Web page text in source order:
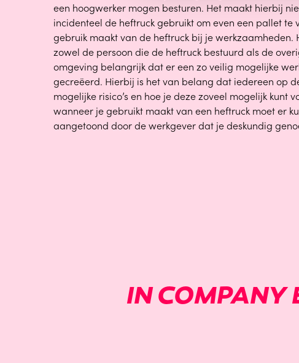
een hoogwerker mogen besturen. Het maakt hierbij
incidenteel de heftruck gebruikt om even een pallet te
gebruik maakt van de heftruck bij je werkzaamheden.
zowel de persoon die de heftruck bestuurd als de
omgeving belangrijk dat er een zo veilig mogelijke
gecreëerd. Hierbij is het van belang dat iedereen op
mogelijke risico’s en hoe je deze zoveel mogelijk kunt
wanneer je gebruikt maakt van een heftruck moet er
aangetoond door de werkgever dat je deskundig
IN COMPANY